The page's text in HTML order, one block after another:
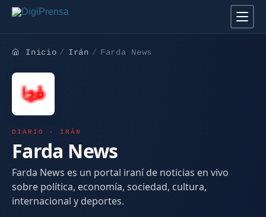
Inicio Irán Farda News
DIARIO · IRÁN
Farda News
Farda News es un portal iraní de noticias en vivo
sobre política, economía, sociedad, cultura,
internacional y deportes.